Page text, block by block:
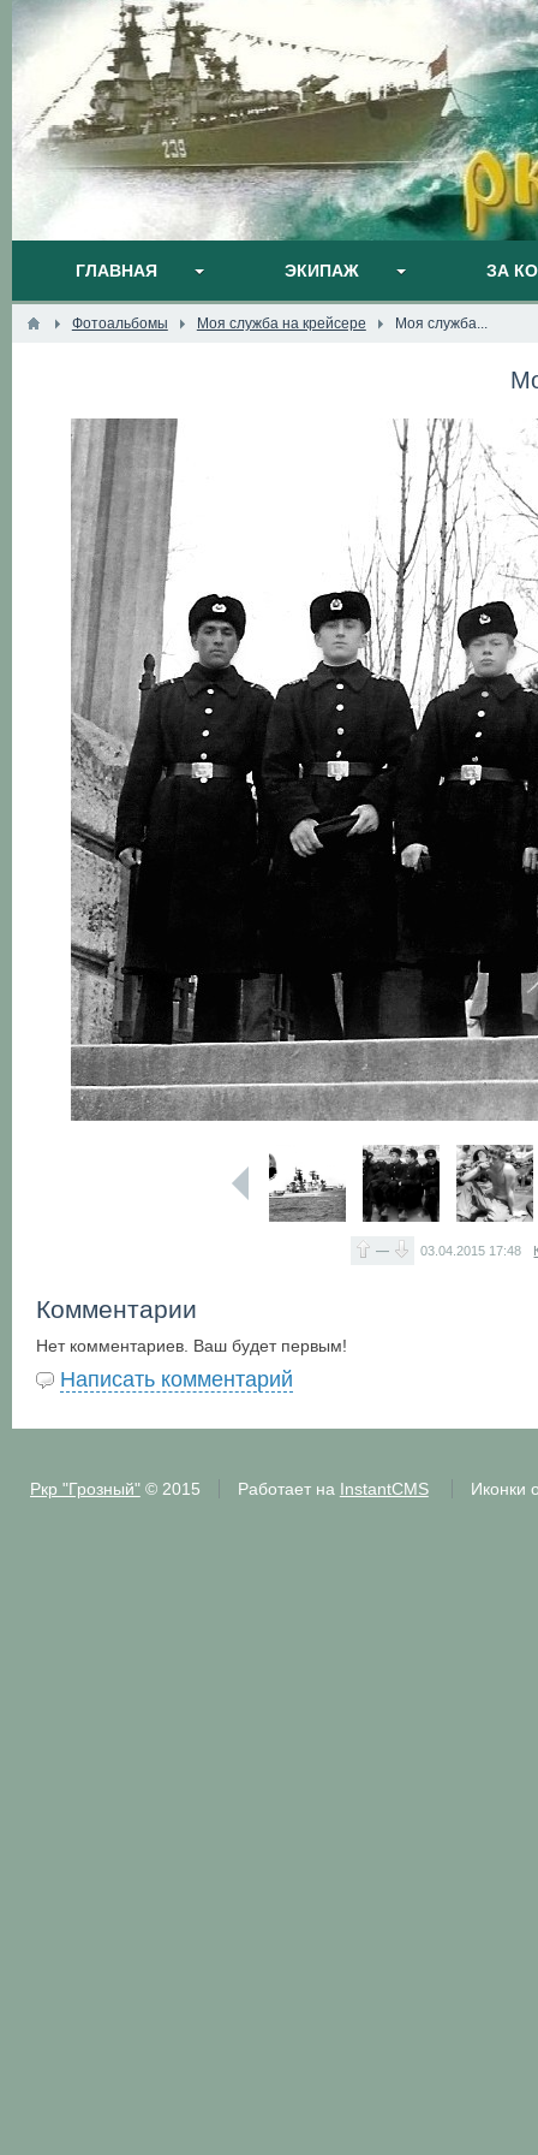
ГЛАВНАЯ ЭКИПАЖ ЗА
Фотоальбомы Моя служба на крейсере Моя служба...
— 03.04.2015 17:48
Комментарии
Нет комментариев. Ваш будет первым!
Написать комментарий
Ркр "Грозный"© 2015 Работает на InstantCMS Иконки